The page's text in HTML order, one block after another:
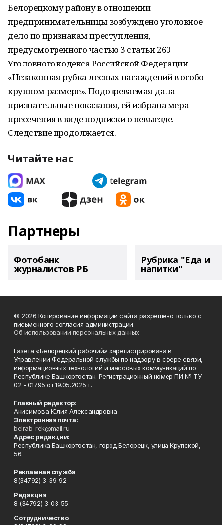
Белорецкому району в отношении
предпринимательницы возбуждено уголовное
дело по признакам преступления,
предусмотренного частью 3 статьи 260
Уголовного кодекса Российской Федерации
«Незаконная рубка лесных насаждений в особо
крупном размере». Подозреваемая дала
признательные показания, ей избрана мера
пресечения в виде подписки о невыезде.
Следствие продолжается.
Читайте нас
Партнеры
Фотобанк
журналистов РБ
Рубрика "Еда и
напитки"
© 2026 Копирование информации сайта разрешено только с
письменного согласия администрации.
Об использовании персональных данных
Газета «Белорецкий рабочий» зарегистрирована в
Управлении Федеральной службы по надзору в сфере связи,
информационных технологий и массовых коммуникаций по
Республике Башкортостан. Регистрационный номер ПИ № ТУ
02 - 01795 от 19.05.2025 г.
Главный редактор:
Анисимова Юлия Александровна
Электронная почта:
belrab-rek@mail.ru
Адрес редакции:
Республика Башкортостан, город Белорецк, улица Крупской,
56.
Рекламная служба
8(34792) 3-39-92
Редакция
8 (34792) 3-03-55
Сотрудничество